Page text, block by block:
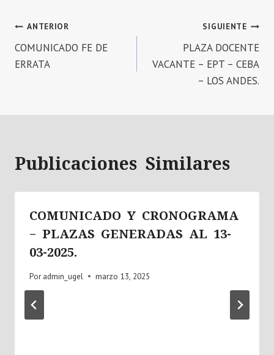
Navegación
de
ANTERIOR
COMUNICADO FE DE
ERRATA
SIGUIENTE
PLAZA DOCENTE
VACANTE – EPT – CEBA
– LOS ANDES.
Publicaciones Similares
COMUNICADO Y CRONOGRAMA
– PLAZAS GENERADAS AL 13-
03-2025.
Por admin_ugel marzo 13, 2025